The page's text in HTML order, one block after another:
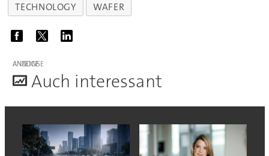
TECHNOLOGY
WAFER
ANZEIGE
Auch interessant